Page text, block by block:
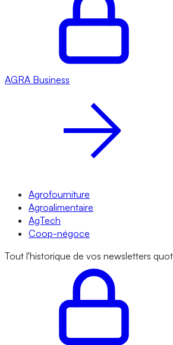
AGRA Business
Agrofourniture
Agroalimentaire
AgTech
Coop-négoce
Tout l'historique de vos newsletters